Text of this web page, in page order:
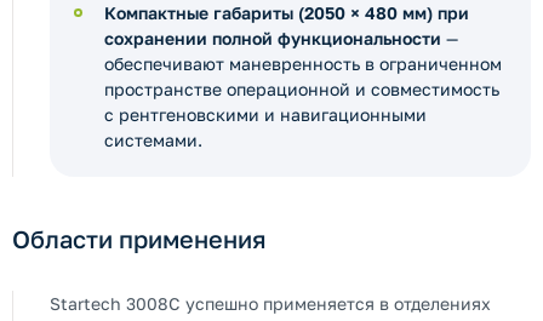
Компактные габариты (2050 × 480 мм) при
сохранении полной функциональности —
обеспечивают маневренность в ограниченном
пространстве операционной и совместимость
с рентгеновскими и навигационными
системами.
Области применения
Startech 3008C успешно применяется в отделениях